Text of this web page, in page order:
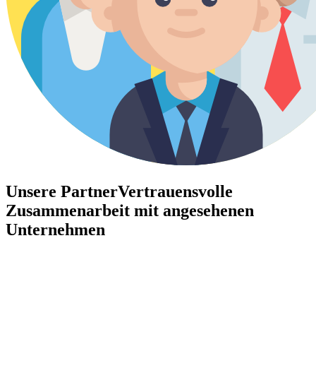
Unsere PartnerVertrauensvolle
Zusammenarbeit mit angesehenen
Unternehmen